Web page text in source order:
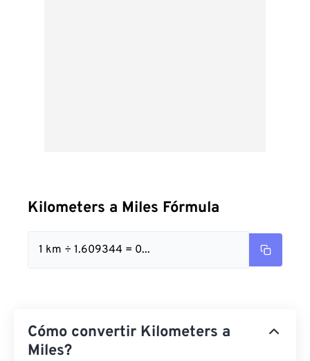
Kilometers a Miles Fórmula
1 km ÷ 1.609344 = 0...
Cómo convertir Kilometers a
Miles?